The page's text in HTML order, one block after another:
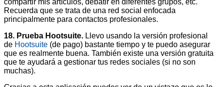
compartir mis artículos, debatir en diferentes grupos, etc.
Recuerda que se trata de una red social enfocada
principalmente para contactos profesionales.
18. Prueba Hootsuite. Llevo usando la versión profesional
de Hootsuite (de pago) bastante tiempo y te puedo asegurar
que es realmente buena. También existe una versión gratuita
que te ayudará a gestionar tus redes sociales (si no son
muchas).